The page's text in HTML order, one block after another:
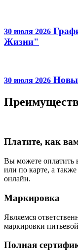
30 июля 2026
Жизни"
30 июля 2026
Платите, как
Вы можете оплатить
или по карте, а
онлайн.
Маркировка
Являемся
маркировки
Полная